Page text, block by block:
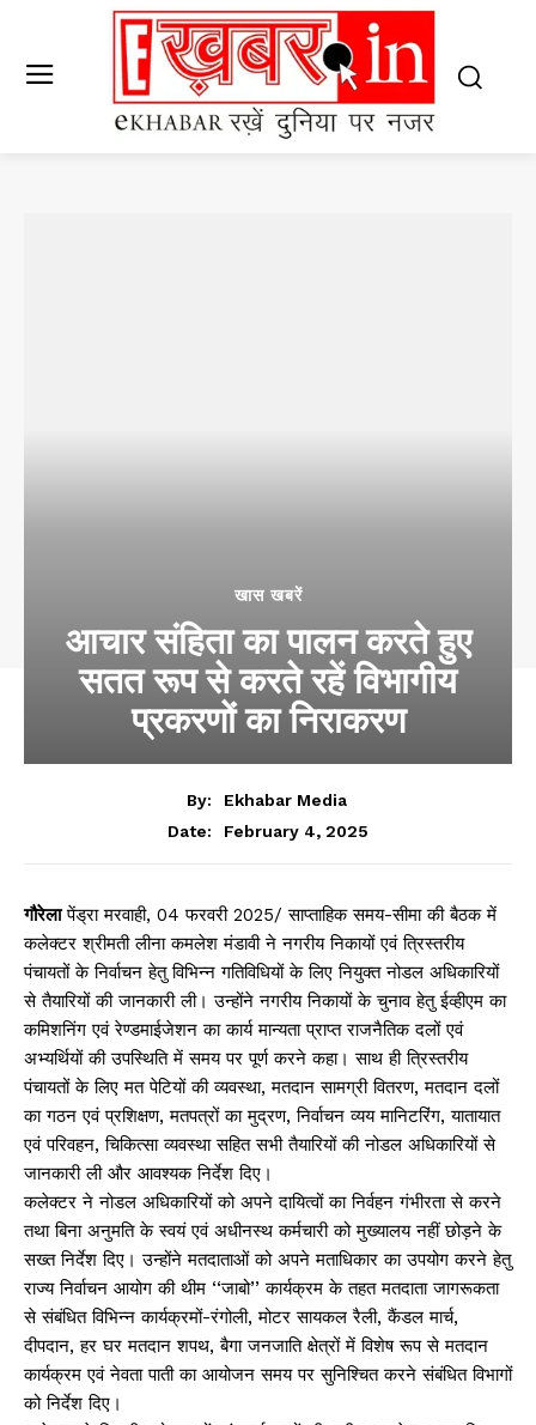
खास खबरें
आचार संहिता का पालन करते हुए
सतत रूप से करते रहें विभागीय
प्रकरणों का निराकरण
By:
Ekhabar Media
Date:
February 4, 2025
गौरेलापेंड्रा मरवाही, 04 फरवरी 2025/ साप्ताहिक समय-सीमा की बैठक में
कलेक्टर श्रीमती लीना कमलेश मंडावी ने नगरीय निकायों एवं त्रिस्तरीय
पंचायतों के निर्वाचन हेतु विभिन्न गतिविधियों के लिए नियुक्त नोडल अधिकारियों
से तैयारियों की जानकारी ली। उन्होंने नगरीय निकायों के चुनाव हेतु ईव्हीएम का
कमिशनिंग एवं रेण्डमाईजेशन का कार्य मान्यता प्राप्त राजनैतिक दलों एवं
अभ्यर्थियों की उपस्थिति में समय पर पूर्ण करने कहा। साथ ही त्रिस्तरीय
पंचायतों के लिए मत पेटियों की व्यवस्था, मतदान सामग्री वितरण, मतदान दलों
का गठन एवं प्रशिक्षण, मतपत्रों का मुद्रण, निर्वाचन व्यय मानिटरिंग, यातायात
एवं परिवहन, चिकित्सा व्यवस्था सहित सभी तैयारियों की नोडल अधिकारियों से
जानकारी ली और आवश्यक निर्देश दिए।
कलेक्टर ने नोडल अधिकारियों को अपने दायित्वों का निर्वहन गंभीरता से करने
तथा बिना अनुमति के स्वयं एवं अधीनस्थ कर्मचारी को मुख्यालय नहीं छोड़ने के
सख्त निर्देश दिए। उन्होंने मतदाताओं को अपने मताधिकार का उपयोग करने हेतु
राज्य निर्वाचन आयोग की थीम ‘‘जाबो’’ कार्यक्रम के तहत मतदाता जागरूकता
से संबंधित विभिन्न कार्यक्रमों-रंगोली, मोटर सायकल रैली, कैंडल मार्च,
दीपदान, हर घर मतदान शपथ, बैगा जनजाति क्षेत्रों में विशेष रूप से मतदान
कार्यक्रम एवं नेवता पाती का आयोजन समय पर सुनिश्चित करने संबंधित विभागों
को निर्देश दिए।